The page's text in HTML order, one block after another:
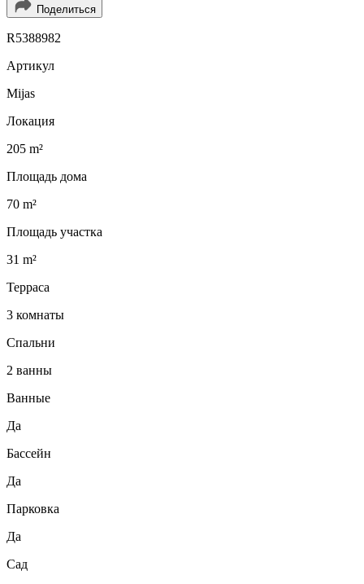
Поделиться
R5388982
Артикул
Mijas
Локация
205 m²
Площадь дома
70 m²
Площадь участка
31 m²
Терраса
3 комнаты
Спальни
2 ванны
Ванные
Да
Бассейн
Да
Парковка
Да
Сад